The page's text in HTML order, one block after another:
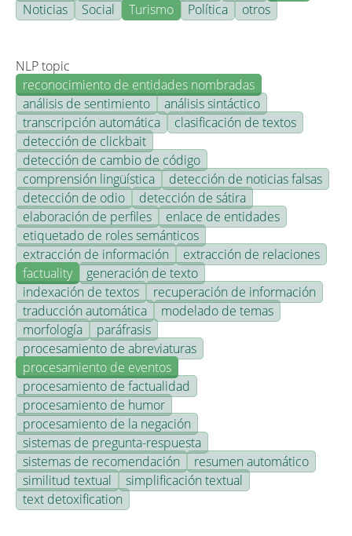
Noticias
Social Turismo Política otros
NLP topic
reconocimiento de entidades nombradas
análisis de sentimiento
análisis sintáctico
transcripción automática
clasificación de textos
detección de clickbait
detección de cambio de código
comprensión lingüística
detección de noticias falsas
detección de odio
detección de sátira
elaboración de perfiles
enlace de entidades
etiquetado de roles semánticos
extracción de información
extracción de relaciones
factuality
generación de texto
indexación de textos
recuperación de información
traducción automática
modelado de temas
morfología
paráfrasis
procesamiento de abreviaturas
procesamiento de eventos
procesamiento de factualidad
procesamiento de humor
procesamiento de la negación
sistemas de pregunta-respuesta
sistemas de recomendación
resumen automático
similitud textual
simplificación textual
text detoxification